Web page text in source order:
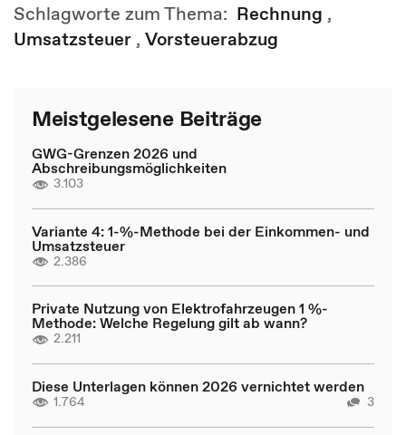
Schlagworte zum Thema: Rechnung ,
Umsatzsteuer , Vorsteuerabzug
Meistgelesene Beiträge
GWG-Grenzen 2026 und
Abschreibungsmöglichkeiten
3.103
Variante 4: 1-%-Methode bei der Einkommen- und
Umsatzsteuer
2.386
Private Nutzung von Elektrofahrzeugen 1 %-
Methode: Welche Regelung gilt ab wann?
2.211
Diese Unterlagen können 2026 vernichtet werden
1.764 3